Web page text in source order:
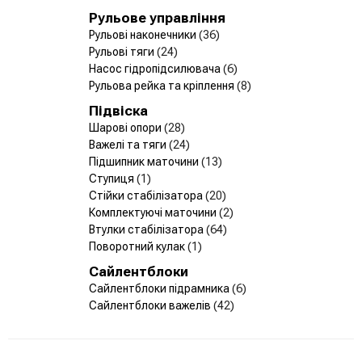
Рульове управління
Рульові наконечники (36)
Рульові тяги (24)
Насос гідропідсилювача (6)
Рульова рейка та кріплення (8)
Підвіска
Шарові опори (28)
Важелі та тяги (24)
Підшипник маточини (13)
Ступиця (1)
Стійки стабілізатора (20)
Комплектуючі маточини (2)
Втулки стабілізатора (64)
Поворотний кулак(1)
Сайлентблоки
Сайлентблоки підрамника (6)
Сайлентблоки важелів (42)